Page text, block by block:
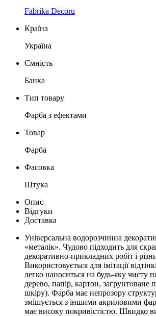
Fabrika Decoru
Країна
Україна
Ємність
Банка
Тип товару
Фарба з ефектами
Товар
Фарба
Фасовка
Штука
Опис
Відгуки
Доставка
Універсальна водорозчинна
«металік». Чудово підходить для
декоративно-прикладних робіт і
Використовується для імітації
легко наноситься на будь-яку чисту
дерево, папір, картон, загрунтоване
шкіру). Фарба має непрозору
змішується з іншими акриловими
має високу покривістістю. Швидко